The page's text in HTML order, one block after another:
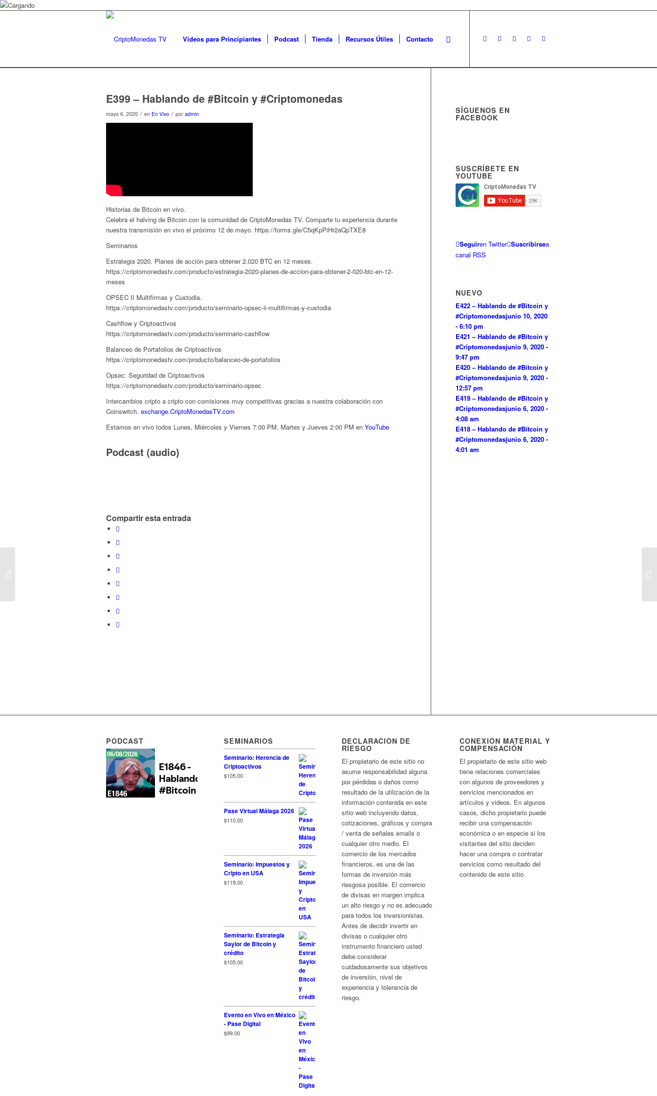
Videos para Principiantes Podcast Tienda Recursos Útiles Contacto
E399 – Hablando de #Bitcoin y #Criptomonedas
mayo 6, 2020 / en En Vivo / por admin
Historias de Bitcoin en vivo.
Celebra el halving de Bitcoin con la comunidad de CriptoMonedas TV. Comparte tu experiencia durante
nuestra transmisión en vivo el próximo 12 de mayo. https://forms.gle/C5qKpPiHr2aQpTXE8
Seminarios
Estrategia 2020. Planes de acción para obtener 2.020 BTC en 12 meses.
https://criptomonedastv.com/producto/estrategia-2020-planes-de-accion-para-obtener-2-020-btc-en-12-
meses
OPSEC II Multifirmas y Custodia.
https://criptomonedastv.com/producto/seminario-opsec-ii-multifirmas-y-custodia
Cashflow y Criptoactivos
https://criptomonedastv.com/producto/seminario-cashflow
Balanceo de Portafolios de Criptoactivos
https://criptomonedastv.com/producto/balanceo-de-portafolios
Opsec: Seguridad de Criptoactivos
https://criptomonedastv.com/producto/seminario-opsec
Intercambios cripto a cripto con comisiones muy competitivas gracias a nuestra colaboración con
Coinswitch. exchange.CriptoMonedasTV.com
Estamos en vivo todos Lunes, Miércoles y Viernes 7:00 PM, Martes y Jueves 2:00 PM en YouTube
Podcast (audio)
Compartir esta entrada
SÍGUENOS EN
FACEBOOK
SUSCRÍBETE EN
YOUTUBE
Seguiren Twitter Suscribirsea
canal RSS
NUEVO
E422 – Hablando de #Bitcoin y
#Criptomonedasjunio 10, 2020
- 6:10 pm
E421 – Hablando de #Bitcoin y
#Criptomonedasjunio 9, 2020 -
9:47 pm
E420 – Hablando de #Bitcoin y
#Criptomonedasjunio 9, 2020 -
12:57 pm
E419 – Hablando de #Bitcoin y
#Criptomonedasjunio 6, 2020 -
4:08 am
E418 – Hablando de #Bitcoin y
#Criptomonedasjunio 6, 2020 -
4:01 am
PODCAST SEMINARIOS
Seminario: Herencia de
Criptoactivos
$105.00
Pase Virtual Málaga 2026
$110.00
Seminario: Impuestos y
Cripto en USA
$119.00
Seminario: Estrategia
Saylor de Bitcoin y
crédito
$105.00
Evento en Vivo en México
- Pase Digital
$99.00
DECLARACIÓN DE
RIESGO
El propietario de este sitio no
asume responsabilidad alguna
por pérdidas o daños como
resultado de la utilización de la
información contenida en este
sitio web incluyendo datos,
cotizaciones, gráficos y compra
/ venta de señales emails o
cualquier otro medio. El
comercio de los mercados
financieros, es una de las
formas de inversión más
riesgosa posible. El comercio
de divisas en margen implica
un alto riesgo y no es adecuado
para todos los inversionistas.
Antes de decidir invertir en
divisas o cualquier otro
instrumento financiero usted
debe considerar
cuidadosamente sus objetivos
de inversión, nivel de
experiencia y tolerancia de
riesgo.
CONEXIÓN MATERIAL Y
COMPENSACIÓN
El propietario de este sitio web
tiene relaciones comerciales
con algunos de proveedores y
servicios mencionados en
artículos y videos. En algunos
casos, dicho propietario puede
recibir una compensación
económica o en especie si los
visitantes del sitio deciden
hacer una compra o contratar
servicios como resultado del
contenido de este sitio.